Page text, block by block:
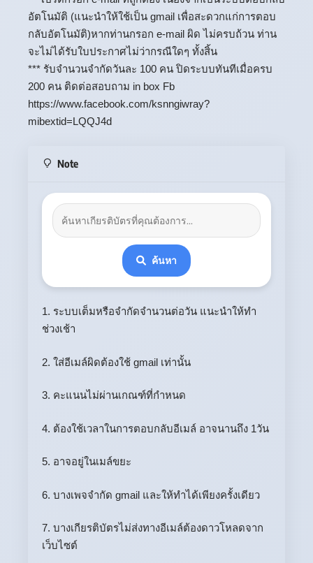
อัตโนมัติ (แนะนำให้ใช้เป็น gmail เพื่อสะดวกแก่การตอบ
กลับอัตโนมัติ)หากท่านกรอก e-mail ผิด ไม่ครบถ้วน ท่าน
จะไม่ได้รับใบประกาศไม่ว่ากรณีใดๆ ทั้งสิ้น
*** รับจำนวนจำกัดวันละ 100 คน ปิดระบบทันทีเมื่อครบ
200 คน ติดต่อสอบถาม in box Fb
https://www.facebook.com/ksnngiwray?
mibextid=LQQJ4d
Note
ค้นหา
1. ระบบเต็มหรือจำกัดจำนวนต่อวัน แนะนำให้ทำ
ช่วงเช้า
2. ใส่อีเมล์ผิดต้องใช้ gmail เท่านั้น
3. คะแนนไม่ผ่านเกณฑ์ที่กำหนด
4. ต้องใช้เวลาในการตอบกลับอีเมล์ อาจนานถึง 1วัน
5. อาจอยู่ในเมล์ขยะ
6. บางเพจจำกัด gmail และให้ทำได้เพียงครั้งเดียว
7. บางเกียรติบัตรไม่ส่งทางอีเมล์ต้องดาวโหลดจาก
เว็บไซต์